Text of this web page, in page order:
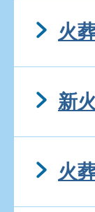
火
新
火